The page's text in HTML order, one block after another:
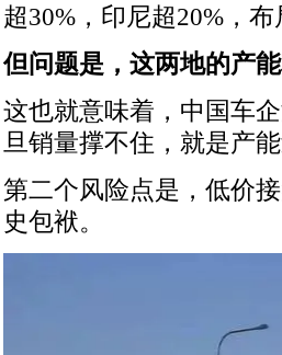
超30%，印尼超20%，
但问题是，这两地的产
这也就意味着，中国车
旦销量撑不住，就是产
第二个风险点是，低价
史包袱。